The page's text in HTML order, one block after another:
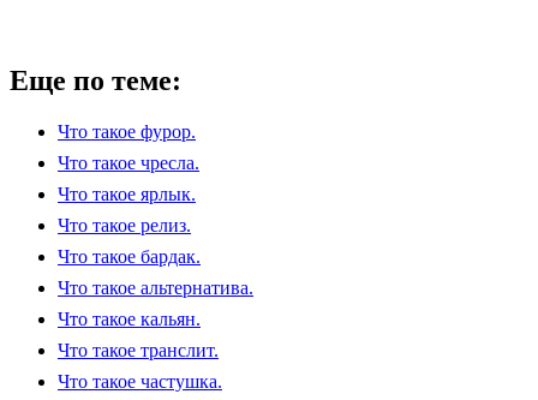
Еще по теме:
Что такое фурор.
Что такое чресла.
Что такое ярлык.
Что такое релиз.
Что такое бардак.
Что такое альтернатива.
Что такое кальян.
Что такое транслит.
Что такое частушка.